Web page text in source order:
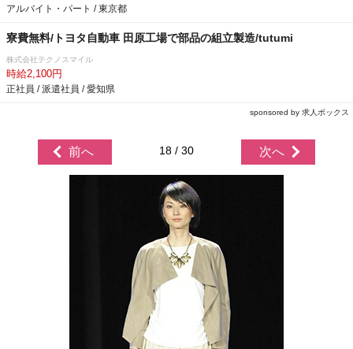
アルバイト・パート / 東京都
寮費無料/トヨタ自動車 田原工場で部品の組立製造/tutumi
株式会社テクノスマイル
時給2,100円
正社員 / 派遣社員 / 愛知県
sponsored by 求人ボックス
前へ 18 / 30 次へ